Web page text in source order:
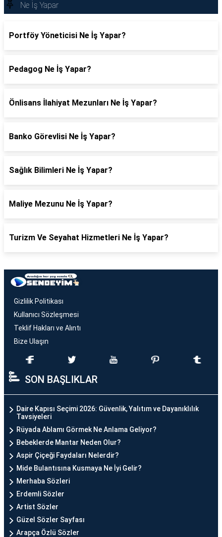
Ne İş Yapar
Portföy Yöneticisi Ne İş Yapar?
Pedagog Ne İş Yapar?
Önlisans İlahiyat Mezunları Ne İş Yapar?
Banko Görevlisi Ne İş Yapar?
Sağlık Bilimleri Ne İş Yapar?
Maliye Mezunu Ne İş Yapar?
Turizm Ve Seyahat Hizmetleri Ne İş Yapar?
Gizlilik Politikası
Kullanıcı Sözleşmesi
Teklif Hakları ve Alıntı
Bize Ulaşın
SON BAŞLIKLAR
Daire Kapısı Seçimi 2026: Güvenlik, Yalıtım ve Dayanıklılık
Tavsiyeleri
Rüyada Ablamı Görmek Ne Anlama Geliyor?
Bebeklerde Mantar Neden Olur?
Aspir Çiçeği Faydaları Nelerdir?
Mide Bulantısına Kusmaya Ne İyi Gelir?
Merhaba Sözleri
Erdemli Sözler
Artist Sözler
Güzel Sözler Sayfası
Arapça Özlü Sözler